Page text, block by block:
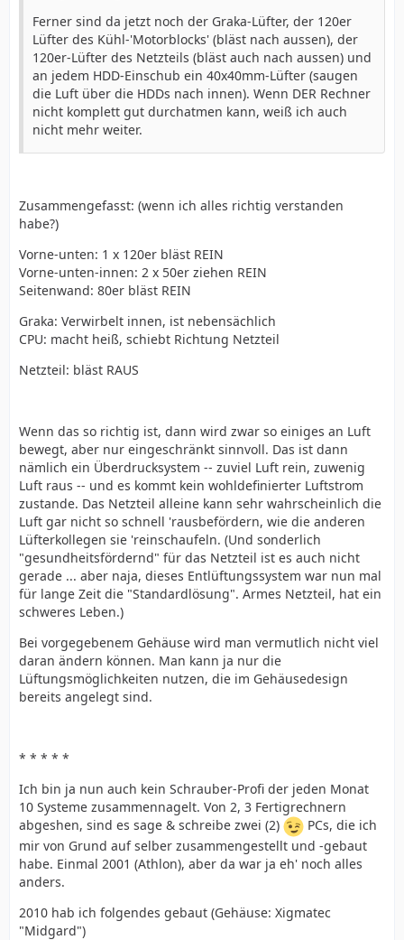
Ferner sind da jetzt noch der Graka-Lüfter, der 120er
Lüfter des Kühl-'Motorblocks' (bläst nach aussen), der
120er-Lüfter des Netzteils (bläst auch nach aussen) und
an jedem HDD-Einschub ein 40x40mm-Lüfter (saugen
die Luft über die HDDs nach innen). Wenn DER Rechner
nicht komplett gut durchatmen kann, weiß ich auch
nicht mehr weiter.
Zusammengefasst: (wenn ich alles richtig verstanden
habe?)
Vorne-unten: 1 x 120er bläst REIN
Vorne-unten-innen: 2 x 50er ziehen REIN
Seitenwand: 80er bläst REIN
Graka: Verwirbelt innen, ist nebensächlich
CPU: macht heiß, schiebt Richtung Netzteil
Netzteil: bläst RAUS
Wenn das so richtig ist, dann wird zwar so einiges an Luft
bewegt, aber nur eingeschränkt sinnvoll. Das ist dann
nämlich ein Überdrucksystem -- zuviel Luft rein, zuwenig
Luft raus -- und es kommt kein wohldefinierter Luftstrom
zustande. Das Netzteil alleine kann sehr wahrscheinlich die
Luft gar nicht so schnell 'rausbefördern, wie die anderen
Lüfterkollegen sie 'reinschaufeln. (Und sonderlich
"gesundheitsfördernd" für das Netzteil ist es auch nicht
gerade ... aber naja, dieses Entlüftungssystem war nun mal
für lange Zeit die "Standardlösung". Armes Netzteil, hat ein
schweres Leben.)
Bei vorgegebenem Gehäuse wird man vermutlich nicht viel
daran ändern können. Man kann ja nur die
Lüftungsmöglichkeiten nutzen, die im Gehäusedesign
bereits angelegt sind.
* * * * *
Ich bin ja nun auch kein Schrauber-Profi der jeden Monat
10 Systeme zusammennagelt. Von 2, 3 Fertigrechnern
abgeshen, sind es sage & schreibe zwei (2)
PCs, die ich
mir von Grund auf selber zusammengestellt und -gebaut
habe. Einmal 2001 (Athlon), aber da war ja eh' noch alles
anders.
2010 hab ich folgendes gebaut (Gehäuse: Xigmatec
"Midgard")